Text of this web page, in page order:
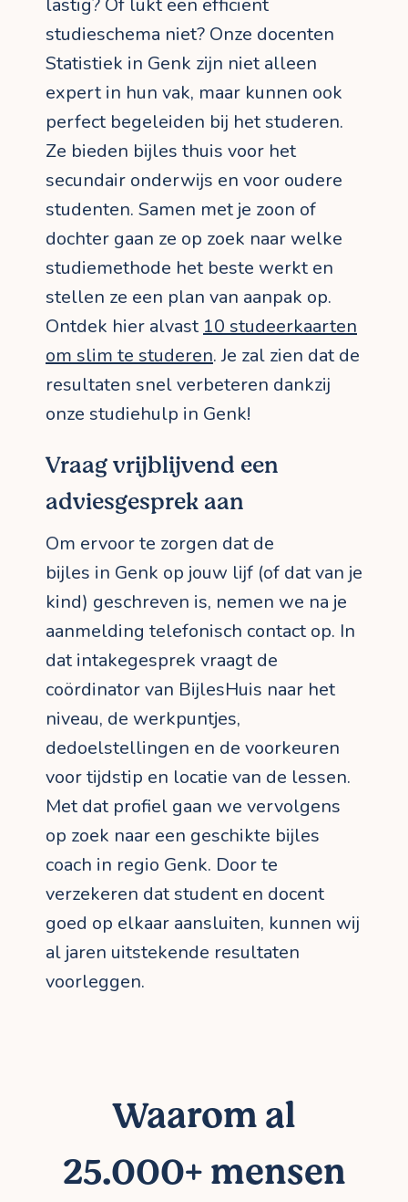
studieschema niet? Onze docenten
Statistiek in Genk zijn niet alleen
expert in hun vak, maar kunnen ook
perfect begeleiden bij het studeren.
Ze bieden bijles thuis voor het
secundair onderwijs en voor oudere
studenten. Samen met je zoon of
dochter gaan ze op zoek naar welke
studiemethode het beste werkt en
stellen ze een plan van aanpak op.
Ontdek hier alvast 10 studeerkaarten
om slim te studeren. Je zal zien dat de
resultaten snel verbeteren dankzij
onze studiehulp in Genk!
Vraag vrijblijvend een
adviesgesprek aan
Om ervoor te zorgen dat de
bijles in Genk op jouw lijf (of dat van je
kind) geschreven is, nemen we na je
aanmelding telefonisch contact op. In
dat intakegesprek vraagt de
coördinator van BijlesHuis naar het
niveau, de werkpuntjes,
dedoelstellingen en de voorkeuren
voor tijdstip en locatie van de lessen.
Met dat profiel gaan we vervolgens
op zoek naar een geschikte bijles
coach in regio Genk. Door te
verzekeren dat student en docent
goed op elkaar aansluiten, kunnen wij
al jaren uitstekende resultaten
voorleggen.
Waarom al
25.000+ mensen